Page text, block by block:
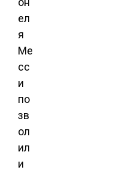
ел
я
Ме
сс
и
по
зв
ол
ил
и